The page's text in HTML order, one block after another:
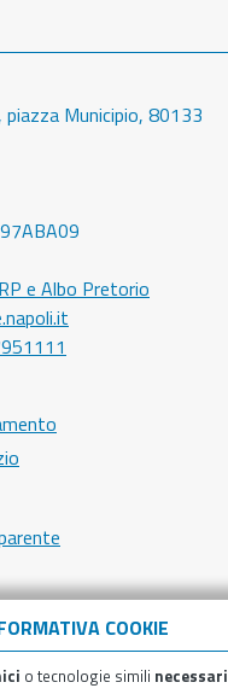
COOKIE
o tecnologie simili necessari
piazza Municipio, 80133
e Albo Pretorio